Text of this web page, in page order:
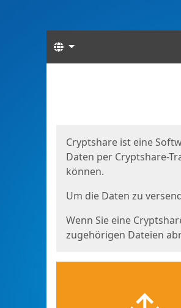
Sprachen
Cryptshare ist eine
Daten per Cryptshare-
können.
Um die Daten zu
Wenn Sie eine
zugehörigen Dateien